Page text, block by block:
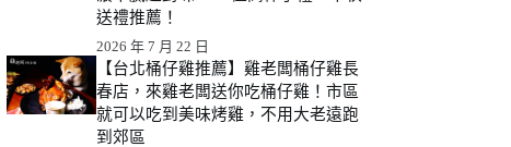
送禮推薦！
2026 年 7 月 22 日
【台北桶仔雞推薦】雞老闆桶仔雞長
春店，來雞老闆送你吃桶仔雞！市區
就可以吃到美味烤雞，不用大老遠跑
到郊區